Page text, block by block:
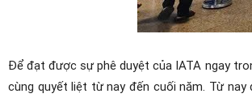
Để đạt được sự phê duyệt của IATA ngay
cùng quyết liệt từ nay đến cuối năm. Từ